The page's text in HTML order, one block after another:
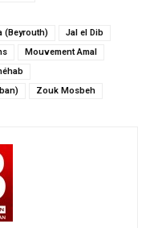
(Beyrouth)
Jal el Dib
Mouvement Amal
Zouk Mosbeh